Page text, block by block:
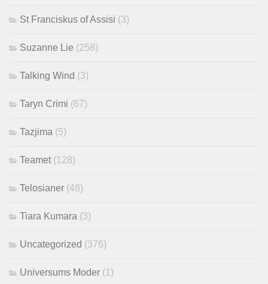
St Franciskus of Assisi (3)
Suzanne Lie (258)
Talking Wind (3)
Taryn Crimi (67)
Tazjima (5)
Teamet (128)
Telosianer (48)
Tiara Kumara (3)
Uncategorized (376)
Universums Moder (1)